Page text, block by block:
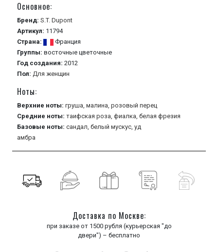
Основное:
Бренд: S.T. Dupont
Артикул: 11794
Страна:
Франция
Группы: восточные цветочные
Год создания: 2012
Пол: Для женщин
Ноты:
Верхние ноты: груша, малина, розовый перец
Средние ноты: таифская роза, фиалка, белая фрезия
Базовые ноты: сандал, белый мускус, уд
амбра
Доставка по Москве:
при заказе от 1500 рубля (курьерская "до
двери") – бесплатно